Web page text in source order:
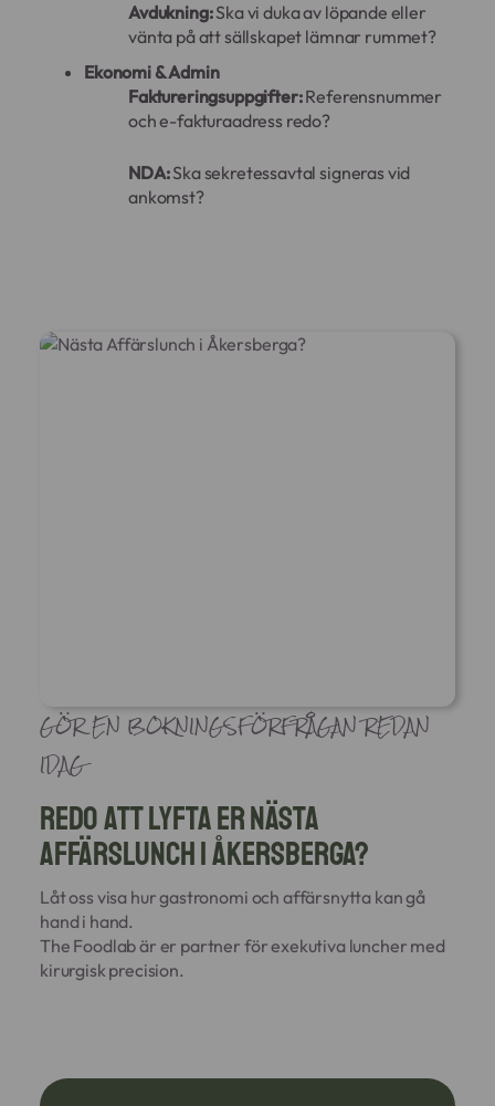
Avdukning:Ska vi duka av löpande eller
vänta på att sällskapet lämnar rummet?
Ekonomi & Admin
Faktureringsuppgifter:Referensnummer
och e-fakturaadress redo?
NDA:Ska sekretessavtal signeras vid
ankomst?
GÖR EN BOKNINGSFÖRFRÅGAN REDAN
IDAG
Redo att lyfta er nästa
affärslunch i Åkersberga?
Låt oss visa hur gastronomi och affärsnytta kan gå
hand i hand.
The Foodlab är er partner för exekutiva luncher med
kirurgisk precision.